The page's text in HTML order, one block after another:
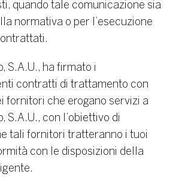
quando tale comunicazione sia
normativa o per l’esecuzione
S.A.U., ha firmato i
contratti di trattamento con
fornitori che erogano servizi a
S.A.U., con l’obiettivo di
tali fornitori tratteranno i tuoi
con le disposizioni della